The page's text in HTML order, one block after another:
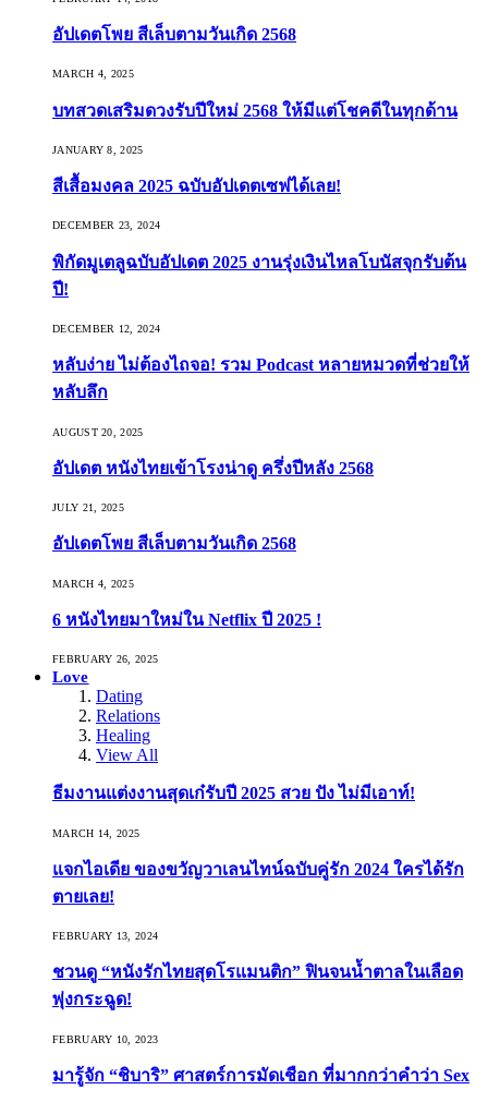
อัปเดตโพย สีเล็บตามวันเกิด 2568
MARCH 4, 2025
บทสวดเสริมดวงรับปีใหม่ 2568 ให้มีแต่โชคดีในทุกด้าน
JANUARY 8, 2025
สีเสื้อมงคล 2025 ฉบับอัปเดตเซฟได้เลย!
DECEMBER 23, 2024
พิกัดมูเตลูฉบับอัปเดต 2025 งานรุ่งเงินไหลโบนัสจุกรับต้น
ปี!
DECEMBER 12, 2024
หลับง่าย ไม่ต้องไถจอ! รวม Podcast หลายหมวดที่ช่วยให้
หลับลึก
AUGUST 20, 2025
อัปเดต หนังไทยเข้าโรงน่าดู ครึ่งปีหลัง 2568
JULY 21, 2025
อัปเดตโพย สีเล็บตามวันเกิด 2568
MARCH 4, 2025
6 หนังไทยมาใหม่ใน Netflix ปี 2025 !
FEBRUARY 26, 2025
Love
Dating
Relations
Healing
View All
ธีมงานแต่งงานสุดเก๋รับปี 2025 สวย ปัง ไม่มีเอาท์!
MARCH 14, 2025
แจกไอเดีย ของขวัญวาเลนไทน์ฉบับคู่รัก 2024 ใครได้รัก
ตายเลย!
FEBRUARY 13, 2024
ชวนดู “หนังรักไทยสุดโรแมนติก” ฟินจนน้ำตาลในเลือด
พุ่งกระฉูด!
FEBRUARY 10, 2023
มารู้จัก “ชิบาริ” ศาสตร์การมัดเชือก ที่มากกว่าคำว่า Sex